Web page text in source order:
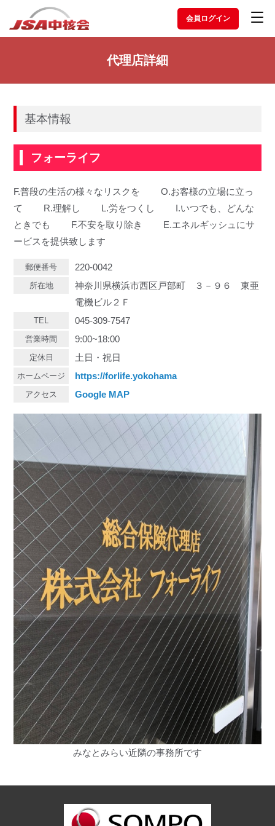
会員ログイン
代理店詳細
基本情報
フォーライフ
F.普段の生活の様々なリスクを O.お客様の立場に立っ
て R.理解し L.労をつくし I.いつでも、どんな
ときでも F.不安を取り除き E.エネルギッシュにサ
ービスを提供致します
郵便番号 220-0042
所在地
神奈川県横浜市西区戸部町 ３－９６ 東亜
電機ビル２Ｆ
TEL 045-309-7547
営業時間 9:00~18:00
定休日 土日・祝日
ホームページ https://forlife.yokohama
アクセス Google MAP
みなとみらい近隣の事務所です